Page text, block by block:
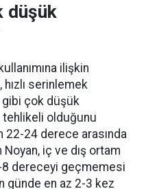
düşük
ilişkin
serinlemek
gibi çok düşük
tehlikeli olduğunu
22-24 derece arasında
iç ve dış ortam
8 dereceyi geçmemesi
günde en az 2-3 kez